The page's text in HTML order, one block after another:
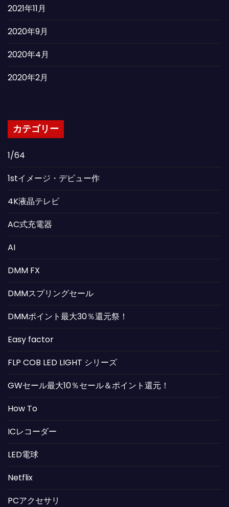
2021年11月
2020年9月
2020年4月
2020年2月
カテゴリー
1/64
1stイメージ・デビュー作
4K液晶テレビ
AC式充電器
AI
DMM FX
DMMスプリングセール
DMMポイント最大30％還元祭！
Easy factor
FLP COB LED LIGHT シリーズ
GWセール最大10％セール＆ポイント還元！
How To
ICレコーダー
LED電球
Netflix
PCアクセサリ